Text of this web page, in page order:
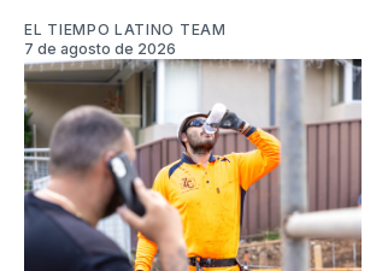
EL TIEMPO LATINO TEAM
7 de agosto de 2026